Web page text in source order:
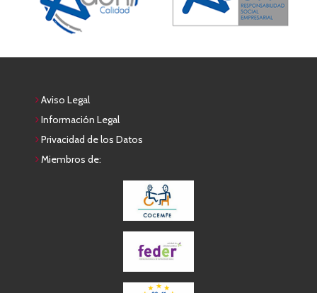
Aviso Legal
Información Legal
Privacidad de los Datos
Miembros de: